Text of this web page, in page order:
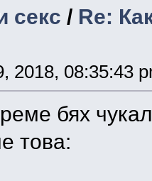
секс / Re:
2018, 08:35:43
бях
това: